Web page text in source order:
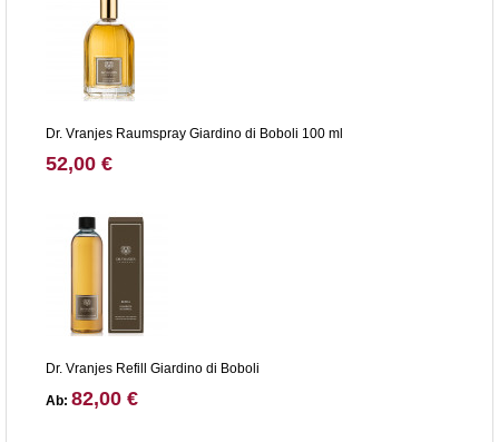
Dr. Vranjes Raumspray Giardino di Boboli 100 ml
52,00 €
Dr. Vranjes Refill Giardino di Boboli
Ab: 82,00 €